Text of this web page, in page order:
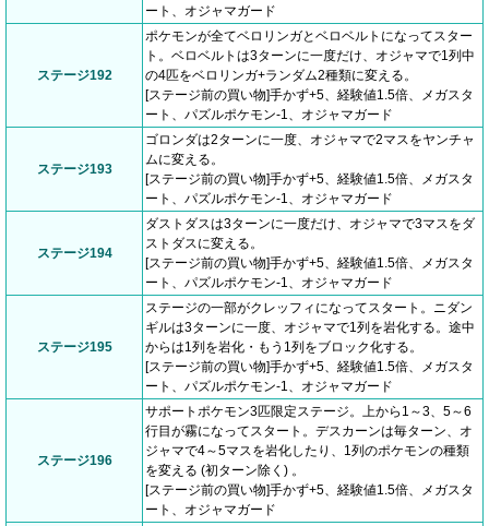
ート、オジャマガード
ステージ192
ポケモンが全てベロリンガとベロベルトになってスター
ト。ベロベルトは3ターンに一度だけ、オジャマで1列中
の4匹をベロリンガ+ランダム2種類に変える。
[ステージ前の買い物]手かず+5、経験値1.5倍、メガスタ
ート、パズルポケモン-1、オジャマガード
ステージ193
ゴロンダは2ターンに一度、オジャマで2マスをヤンチャ
ムに変える。
[ステージ前の買い物]手かず+5、経験値1.5倍、メガスタ
ート、パズルポケモン-1、オジャマガード
ステージ194
ダストダスは3ターンに一度だけ、オジャマで3マスをダ
ストダスに変える。
[ステージ前の買い物]手かず+5、経験値1.5倍、メガスタ
ート、パズルポケモン-1、オジャマガード
ステージ195
ステージの一部がクレッフィになってスタート。ニダン
ギルは3ターンに一度、オジャマで1列を岩化する。途中
からは1列を岩化・もう1列をブロック化する。
[ステージ前の買い物]手かず+5、経験値1.5倍、メガスタ
ート、パズルポケモン-1、オジャマガード
ステージ196
サポートポケモン3匹限定ステージ。上から1～3、5～6
行目が霧になってスタート。デスカーンは毎ターン、オ
ジャマで4～5マスを岩化したり、1列のポケモンの種類
を変える (初ターン除く) 。
[ステージ前の買い物]手かず+5、経験値1.5倍、メガスタ
ート、オジャマガード